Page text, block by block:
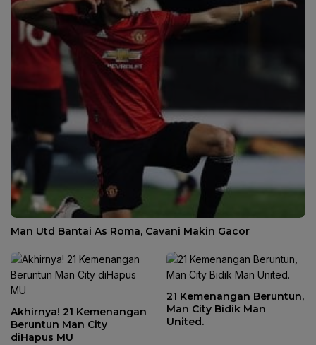
Man Utd Bantai As Roma, Cavani Makin Gacor
Akhirnya! 21 Kemenangan
Beruntun Man City
diHapus MU
21 Kemenangan Beruntun,
Man City Bidik Man
United.